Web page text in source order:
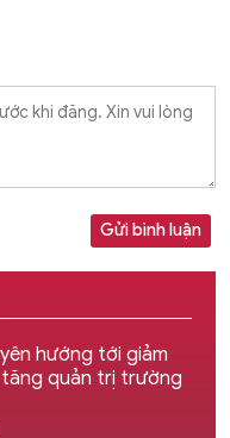
Gửi bình luận
hướng tới giảm
tăng quản trị trường